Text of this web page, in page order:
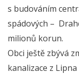
s budováním
spádových –
milionů korun.
Obci ještě zbývá
kanalizace z